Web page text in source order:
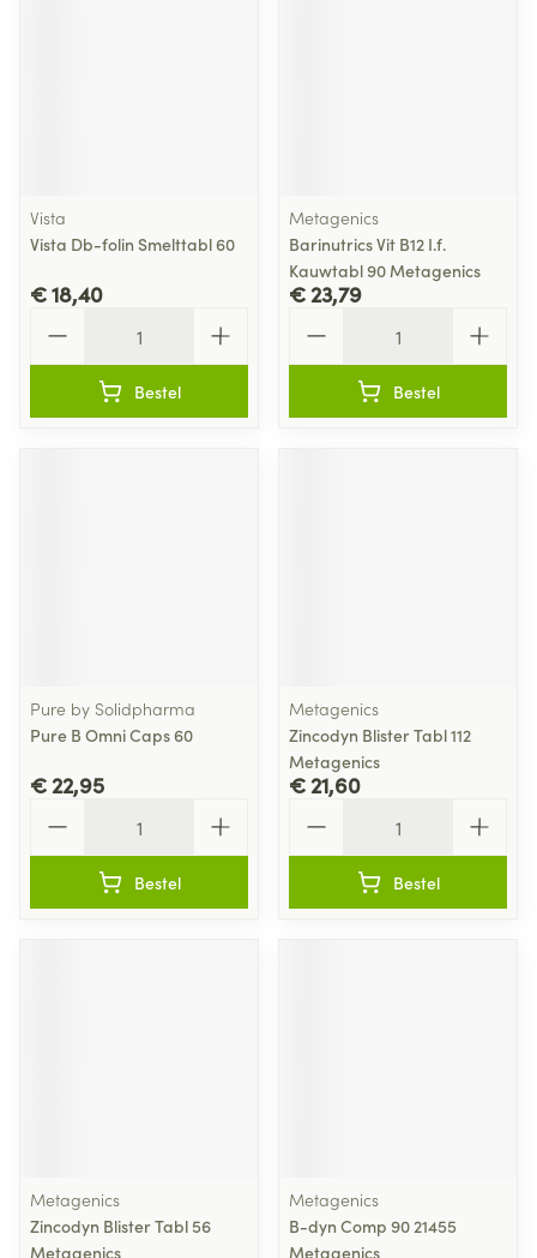
Vista
Vista Db-folin Smelttabl 60
€ 18,40
Bestel
Metagenics
Barinutrics Vit B12 I.f.
Kauwtabl 90 Metagenics
€ 23,79
Bestel
Pure by Solidpharma
Pure B Omni Caps 60
€ 22,95
Bestel
Metagenics
Zincodyn Blister Tabl 112
Metagenics
€ 21,60
Bestel
Metagenics
Zincodyn Blister Tabl 56
Metagenics
Metagenics
B-dyn Comp 90 21455
Metagenics